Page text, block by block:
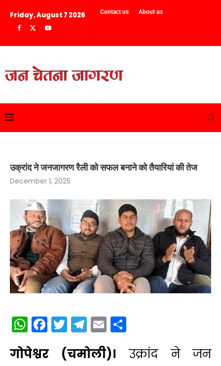
Friday, August 7 2026 Contact us About us
उक्रांद ने जनजागरण रैली को सफल बनाने को तैयारियां की तेज
December 1, 2025
WhatsApp
Facebook
Twitter
Telegram
Email
गोपेश्वर (चमोली)। उक्रांद ने जन